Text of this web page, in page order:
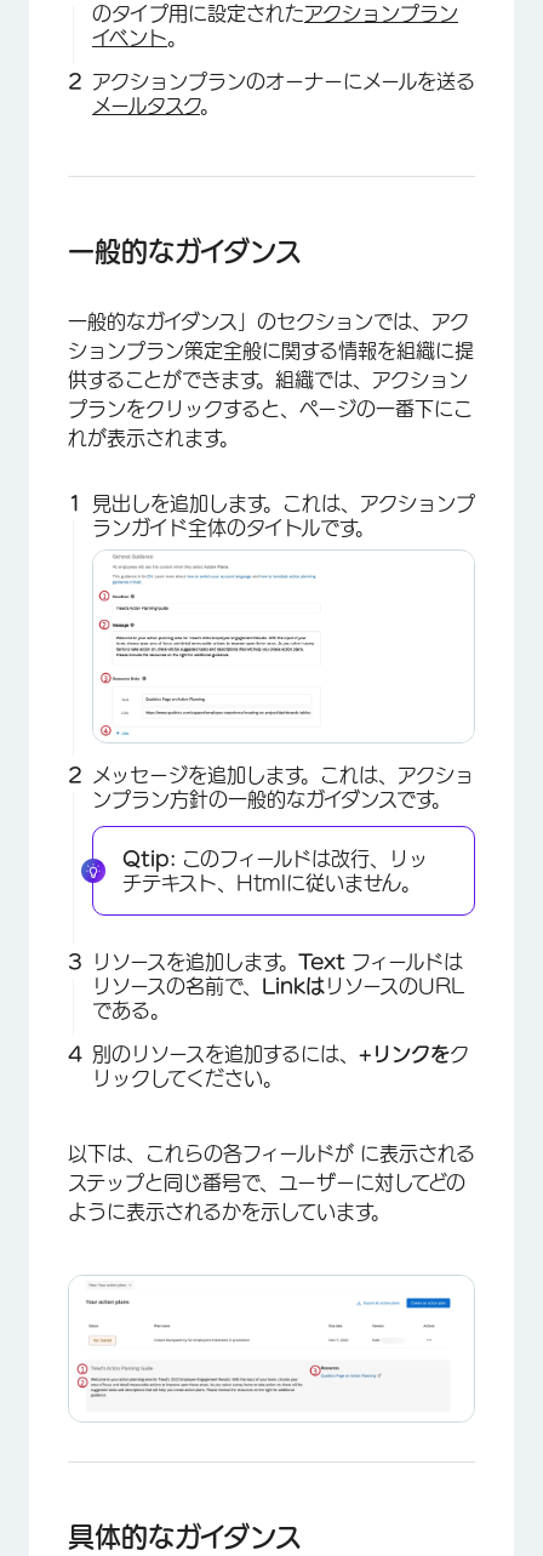
×
のタイプ用に設定されたアクションプラン
イベント。
アクションプランのオーナーにメールを送る
メールタスク。
一般的なガイダンス
一般的なガイダンス」のセクションでは、アク
ションプラン策定全般に関する情報を組織に提
供することができます。組織では、アクション
プランをクリックすると、ページの一番下にこ
れが表示されます。
見出しを追加します。これは、アクションプ
ランガイド全体のタイトルです。
メッセージを追加します。これは、アクショ
ンプラン方針の一般的なガイダンスです。
Qtip: このフィールドは改行、リッ
チテキスト、Htmlに従いません。
リソースを追加します。 Text フィールドは
リソースの名前で、 Linkは リソースのURL
である。
別のリソースを追加するには、 +リンクをク
リックしてください。
以下は、これらの各フィールドが に表示される
ステップと同じ番号で、ユーザーに対してどの
ように表示されるかを示しています。
具体的なガイダンス